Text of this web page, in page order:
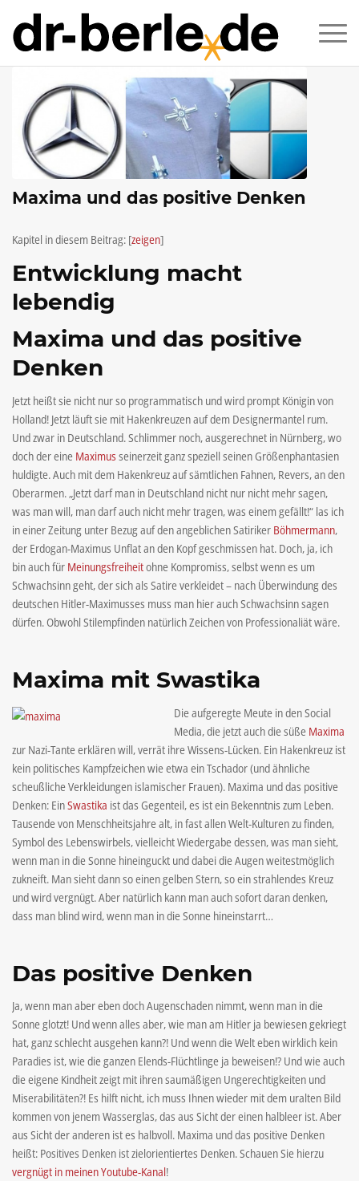
Maxima und das positive Denken
Kapitel in diesem Beitrag: [zeigen]
Entwicklung macht
lebendig
Maxima und das positive
Denken
Jetzt heißt sie nicht nur so programmatisch und wird prompt Königin von
Holland! Jetzt läuft sie mit Hakenkreuzen auf dem Designermantel rum.
Und zwar in Deutschland. Schlimmer noch, ausgerechnet in Nürnberg, wo
doch der eine Maximus seinerzeit ganz speziell seinen Größenphantasien
huldigte. Auch mit dem Hakenkreuz auf sämtlichen Fahnen, Revers, an den
Oberarmen. „Jetzt darf man in Deutschland nicht nur nicht mehr sagen,
was man will, man darf auch nicht mehr tragen, was einem gefällt!“ las ich
in einer Zeitung unter Bezug auf den angeblichen Satiriker Böhmermann,
der Erdogan-Maximus Unflat an den Kopf geschmissen hat. Doch, ja, ich
bin auch für Meinungsfreiheitohne Kompromiss, selbst wenn es um
Schwachsinn geht, der sich als Satire verkleidet – nach Überwindung des
deutschen Hitler-Maximusses muss man hier auch Schwachsinn sagen
dürfen. Obwohl Stilempfinden natürlich Zeichen von Professionaliät wäre.
Maxima mit Swastika
Die aufgeregte Meute in den Social
Media, die jetzt auch die süße Maxima
zur Nazi-Tante erklären will, verrät ihre Wissens-Lücken. Ein Hakenkreuz ist
kein politisches Kampfzeichen wie etwa ein Tschador (und ähnliche
scheußliche Verkleidungen islamischer Frauen). Maxima und das positive
Denken: EinSwastika ist das Gegenteil, es ist ein Bekenntnis zum Leben.
Tausende von Menschheitsjahre alt, in fast allen Welt-Kulturen zu finden,
Symbol des Lebenswirbels, vielleicht Wiedergabe dessen, was man sieht,
wenn man in die Sonne hineinguckt und dabei die Augen weitestmöglich
zukneift. Man sieht dann so einen gelben Stern, so ein strahlendes Kreuz
und wird vergnügt. Aber natürlich kann man auch sofort daran denken,
dass man blind wird, wenn man in die Sonne hineinstarrt…
Das positive Denken
Ja, wenn man aber eben doch Augenschaden nimmt, wenn man in die
Sonne glotzt! Und wenn alles aber, wie man am Hitler ja bewiesen gekriegt
hat, ganz schlecht ausgehen kann?! Und wenn die Welt eben wirklich kein
Paradies ist, wie die ganzen Elends-Flüchtlinge ja beweisen!? Und wie auch
die eigene Kindheit zeigt mit ihren saumäßigen Ungerechtigkeiten und
Miserabilitäten?! Es hilft nicht, ich muss Ihnen wieder mit dem uralten Bild
kommen von jenem Wasserglas, das aus Sicht der einen halbleer ist. Aber
aus Sicht der anderen ist es halbvoll. Maxima und das positive Denken
heißt: Positives Denken ist zielorientiertes Denken. Schauen Sie hierzu
vergnügt in meinen Youtube-Kanal!